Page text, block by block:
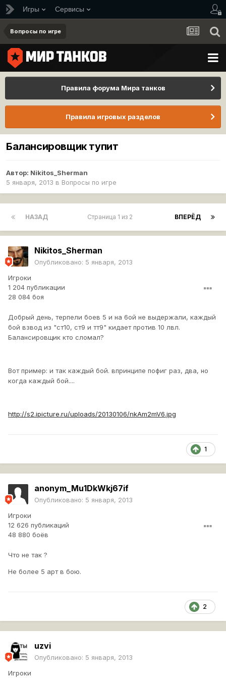
Игры Сервисы
Вопросы по игре
Правила форума Мира танков
Правила игровых разделов
Балансировщик тупит
Автор: Nikitos_Sherman
5 января, 2013 в Вопросы по игре
НАЗАД ВПЕРЁД
Страница 1 из 2
Nikitos_Sherman
Опубликовано: 5 января, 2013
Игроки
1 204 публикации
28 084 боя
Добрый день, терпели боев 5 и на 6ой не выдержали, каждый
бой взвод из "ст10, ст9 и тт9" кидает против 10 лвл.
Балансировщик кто сломал?
Вот пример: и так каждый бой. впринципе пофиг раз, два, но
когда каждый бой....
http://s2.ipicture.ru/uploads/20130106/nkAm2mV6.jpg
1
anonym_Mu1DkWkj67if
Опубликовано: 5 января, 2013
Игроки
12 626 публикаций
48 880 боёв
Что не так ?
Не более 5 арт в бою.
2
uzvi
Опубликовано: 5 января, 2013
Игроки